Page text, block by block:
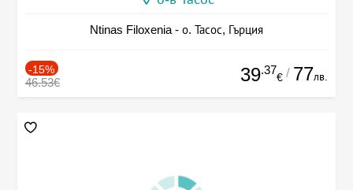
Ntinas Filoxenia - о. Тасос, Гърция
-15%
46.53€ 39.37
€ / 77лв.